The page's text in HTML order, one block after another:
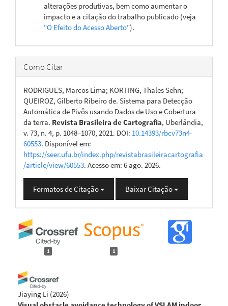
alterações produtivas, bem como aumentar o
impacto e a citação do trabalho publicado (veja
"O Efeito do Acesso Aberto").
Como Citar
RODRIGUES, Marcos Lima; KÖRTING, Thales Sehn;
QUEIROZ, Gilberto Ribeiro de. Sistema para Detecção
Automática de Pivôs usando Dados de Uso e Cobertura
da terra. Revista Brasileira de Cartografia, Uberlândia,
v. 73, n. 4, p. 1048–1070, 2021. DOI: 10.14393/rbcv73n4-
60553. Disponível em:
https://seer.ufu.br/index.php/revistabrasileiracartografia
/article/view/60553. Acesso em: 6 ago. 2026.
Formatos de Citação Baixar Citação
1 1
Jiaying Li (2026)